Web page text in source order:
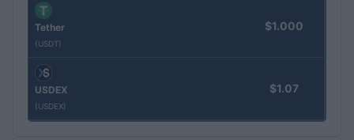
Tether
(USDT)
$1.000
USDEX
(USDEX)
$1.07